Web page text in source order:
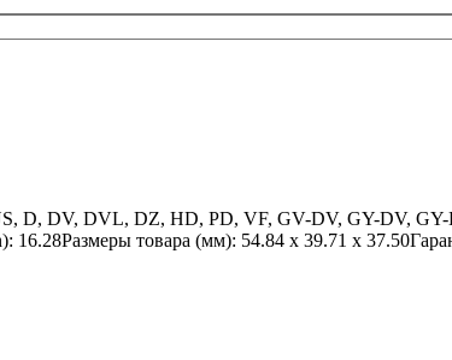
D, DV, DVL, DZ, HD, PD, VF, GV-DV, GY-DV,
товара (мм): 54.84 x 39.71 x